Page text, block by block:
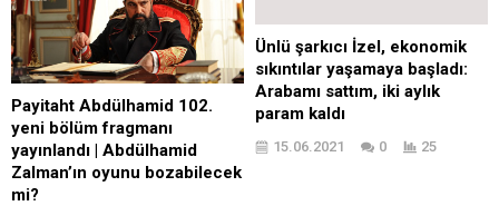
Payitaht Abdülhamid 102.
yeni bölüm fragmanı
yayınlandı | Abdülhamid
Zalman’ın oyunu bozabilecek
mi?
Ünlü şarkıcı İzel, ekonomik
sıkıntılar yaşamaya başladı:
Arabamı sattım, iki aylık
param kaldı
15.06.2021 0 25